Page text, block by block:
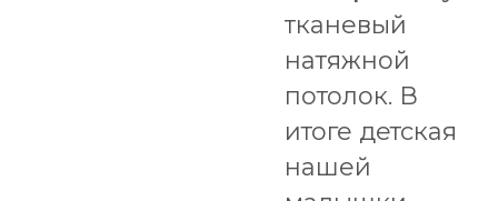
тканевый
натяжной
потолок. В
итоге детская
нашей